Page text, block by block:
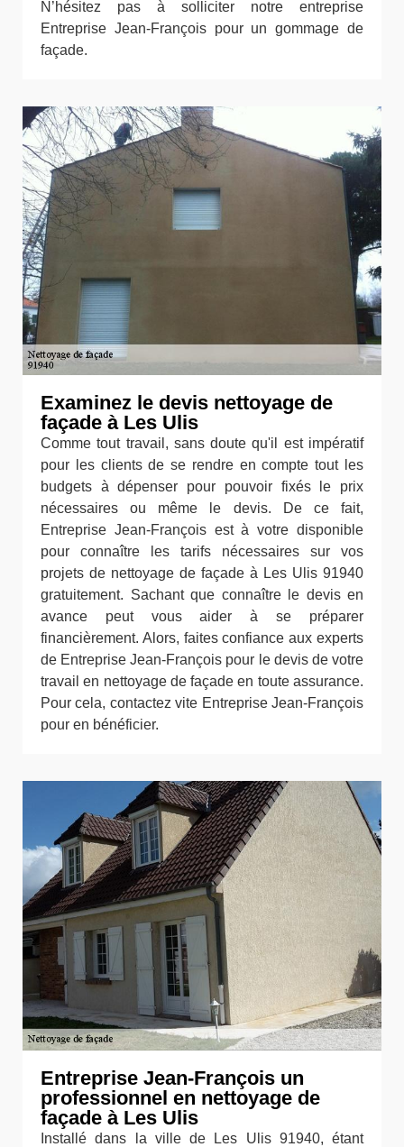
N’hésitez pas à solliciter notre entreprise
Entreprise Jean-François pour un gommage de
façade.
Examinez le devis nettoyage de
façade à Les Ulis
Comme tout travail, sans doute qu'il est impératif
pour les clients de se rendre en compte tout les
budgets à dépenser pour pouvoir fixés le prix
nécessaires ou même le devis. De ce fait,
Entreprise Jean-François est à votre disponible
pour connaître les tarifs nécessaires sur vos
projets de nettoyage de façade à Les Ulis 91940
gratuitement. Sachant que connaître le devis en
avance peut vous aider à se préparer
financièrement. Alors, faites confiance aux experts
de Entreprise Jean-François pour le devis de votre
travail en nettoyage de façade en toute assurance.
Pour cela, contactez vite Entreprise Jean-François
pour en bénéficier.
Entreprise Jean-François un
professionnel en nettoyage de
façade à Les Ulis
Installé dans la ville de Les Ulis 91940, étant